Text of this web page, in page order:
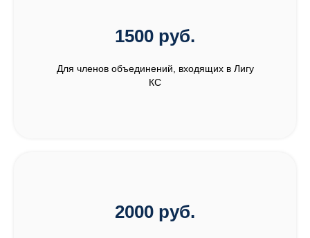
1500 руб.
Для членов объединений, входящих в Лигу
КС
2000 руб.